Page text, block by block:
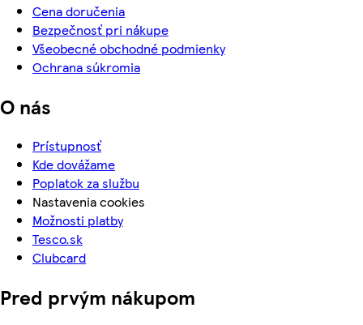
Cena doručenia
Bezpečnosť pri nákupe
Všeobecné obchodné podmienky
Ochrana súkromia
O nás
Prístupnosť
Kde dovážame
Poplatok za službu
Nastavenia cookies
Možnosti platby
Tesco.sk
Clubcard
Pred prvým nákupom